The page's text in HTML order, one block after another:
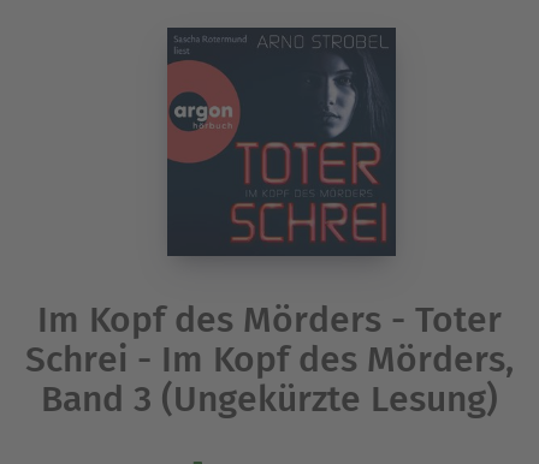
Im Kopf des Mörders - Toter
Schrei - Im Kopf des Mörders,
Band 3 (Ungekürzte Lesung)